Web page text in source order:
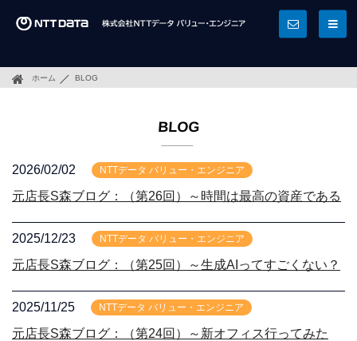
ホーム BLOG
BLOG
2026/02/02 NTTデータ バリュー・エンジニア
元店長S森ブログ：（第26回）～時間は最高の資産である
2025/12/23 NTTデータ バリュー・エンジニア
元店長S森ブログ：（第25回）～生成AIってすごくない？
2025/11/25 NTTデータ バリュー・エンジニア
元店長S森ブログ：（第24回）～新オフィス行ってみた